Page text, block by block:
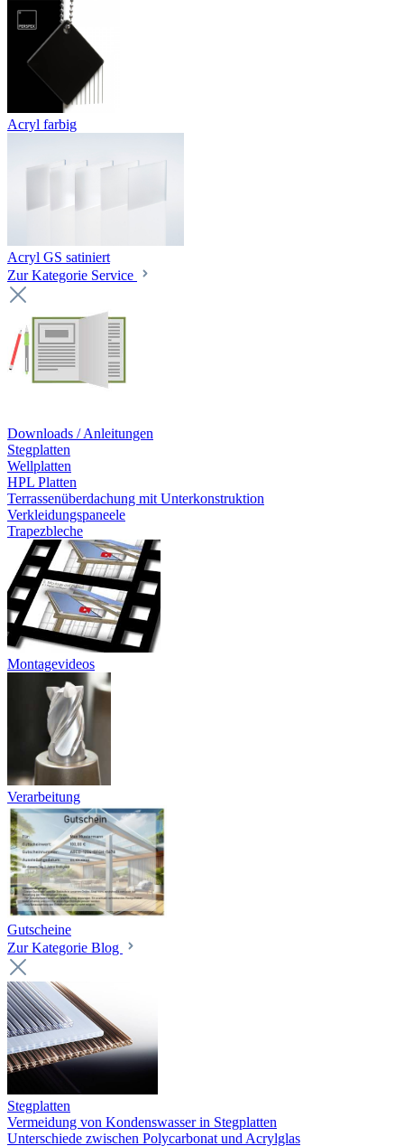
Acryl farbig
Acryl GS satiniert
Zur Kategorie Service
Downloads / Anleitungen
Stegplatten
Wellplatten
HPL Platten
Terrassenüberdachung mit Unterkonstruktion
Verkleidungspaneele
Trapezbleche
Montagevideos
Verarbeitung
Gutscheine
Zur Kategorie Blog
Stegplatten
Vermeidung von Kondenswasser in Stegplatten
Unterschiede zwischen Polycarbonat und Acrylglas